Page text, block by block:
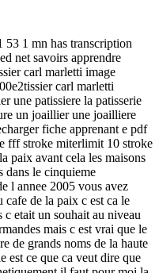
53 1 mn has transcription
net savoirs apprendre
carl marletti image
carl marletti
une patissiere la patisserie
un joaillier une joailliere
fiche apprenant e pdf
fff stroke miterlimit 10 stroke
paix avant cela les maisons
dans le cinquieme
l annee 2005 vous avez
de la paix c est ca le
etait un souhait au niveau
mais c est vrai que le
de grands noms de la haute
est ce que ca veut dire que